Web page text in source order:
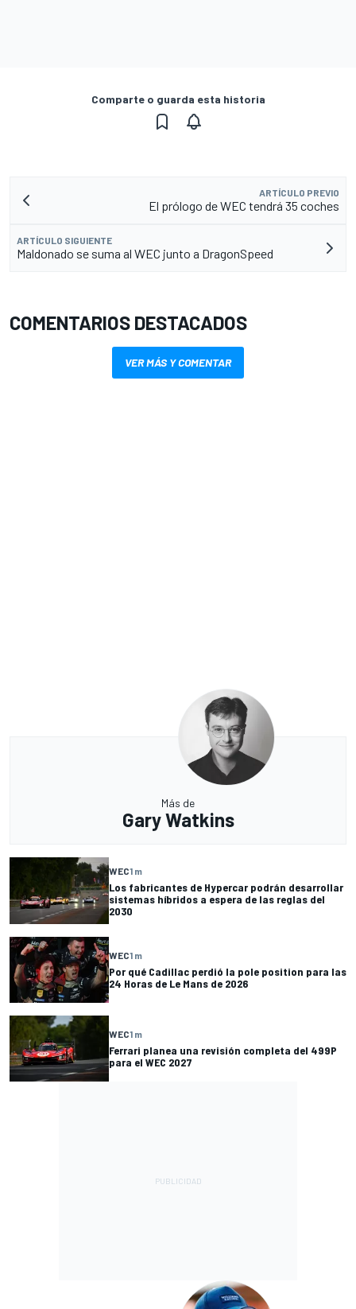
Comparte o guarda esta historia
ARTÍCULO PREVIO
El prólogo de WEC tendrá 35 coches
ARTÍCULO SIGUIENTE
Maldonado se suma al WEC junto a DragonSpeed
COMENTARIOS DESTACADOS
VER MÁS Y COMENTAR
Más de
Gary Watkins
WEC1 m
Los fabricantes de Hypercar podrán desarrollar
sistemas híbridos a espera de las reglas del
2030
WEC1 m
Por qué Cadillac perdió la pole position para las
24 Horas de Le Mans de 2026
WEC1 m
Ferrari planea una revisión completa del 499P
para el WEC 2027